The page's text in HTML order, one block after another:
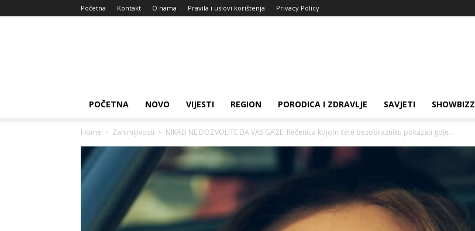
Početna Kontakt O nama Pravila i uslovi korištenja Privacy Policy
POČETNA NOVO VIJESTI REGION PORODICA I ZDRAVLJE SAVJETI SHOWBIZZ
Home Zanimljivosti NIKAD NE DOZVOLITE DA VAS GAZE: Rečenica kojom ćete bezobrazniku pokazati gdje...